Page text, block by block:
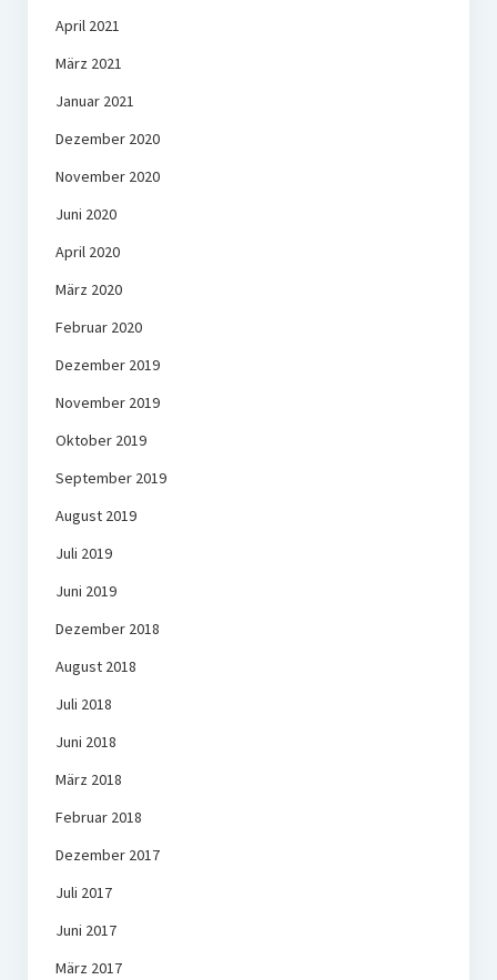
April 2021
März 2021
Januar 2021
Dezember 2020
November 2020
Juni 2020
April 2020
März 2020
Februar 2020
Dezember 2019
November 2019
Oktober 2019
September 2019
August 2019
Juli 2019
Juni 2019
Dezember 2018
August 2018
Juli 2018
Juni 2018
März 2018
Februar 2018
Dezember 2017
Juli 2017
Juni 2017
März 2017